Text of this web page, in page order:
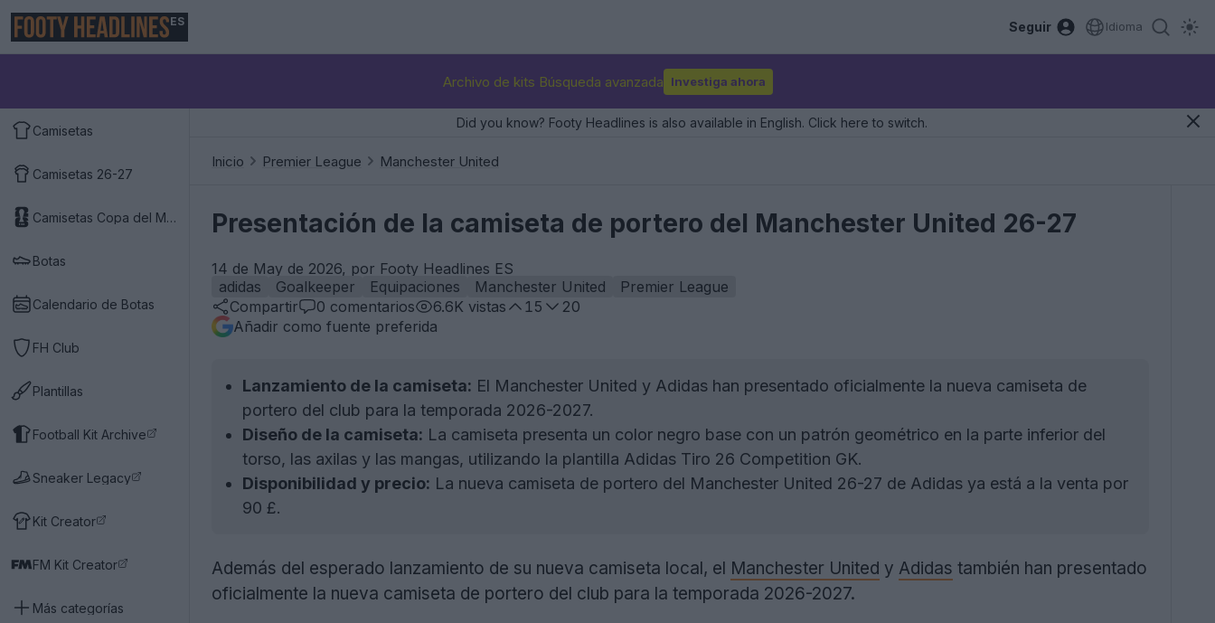
ES Seguir Idioma
Archivo de kits Búsqueda avanzada Investiga ahora
Camisetas
Camisetas 26-27
Camisetas Copa del Mundo 2026
Botas
Calendario de Botas
FH Club
Plantillas
Football Kit Archive
Sneaker Legacy
Kit Creator
FM Kit Creator
Más categorías
Did you know? Footy Headlines is also available in English. Click here to switch.
Inicio Premier League Manchester United
Presentación de la camiseta de portero del Manchester United 26-27
14 de May de 2026, por Footy Headlines ES
adidas
Goalkeeper Equipaciones Manchester United
Premier League
Compartir
0 comentarios 6.6K vistas 15
20
Añadir como fuente preferida
Lanzamiento de la camiseta: El Manchester United y Adidas han presentado oficialmente la nueva camiseta de
portero del club para la temporada 2026-2027.
Diseño de la camiseta: La camiseta presenta un color negro base con un patrón geométrico en la parte inferior del
torso, las axilas y las mangas, utilizando la plantilla Adidas Tiro 26 Competition GK.
Disponibilidad y precio: La nueva camiseta de portero del Manchester United 26-27 de Adidas ya está a la venta por
90 £.
Además del esperado lanzamiento de su nueva camiseta local, el Manchester United y Adidas también han presentado
oficialmente la nueva camiseta de portero del club para la temporada 2026-2027.